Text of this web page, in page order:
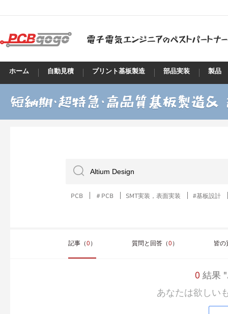
ホーム 自動見積 プリント基板製造 部品実装 製品
PCB ＃PCB SMT実装，表面実装 #基板設計
記事（0） 質問と回答（0） 皆の
0 結果
あなたは欲しい